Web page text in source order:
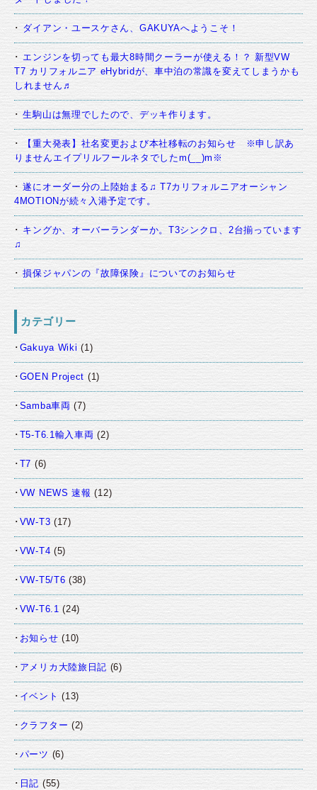
ダイアン・ユースケさん、GAKUYAへようこそ！
エンジンを切っても最大8時間クーラーが使える！？ 新型VW
T7 カリフォルニア eHybridが、車中泊の常識を変えてしまうかも
しれません♬
生駒山は無理でしたので、デッキ作ります。
【重大発表】社名変更および本社移転のお知らせ ※申し訳あ
りませんエイプリルフールネタでしたm(__)m※
遂にオーダー分の上陸始まる♫ T7カリフォルニアオーシャン
4MOTIONが続々入港予定です。
キングか、オーバーランダーか。T3シンクロ、2台揃っています
♫
損保ジャパンの『故障保険』についてのお知らせ
カテゴリー
Gakuya Wiki (1)
GOEN Project (1)
Samba車両 (7)
T5-T6.1輸入車両 (2)
T7 (6)
VW NEWS 速報 (12)
VW-T3 (17)
VW-T4 (5)
VW-T5/T6 (38)
VW-T6.1 (24)
お知らせ (10)
アメリカ大陸旅日記 (6)
イベント (13)
クラフター (2)
パーツ (6)
日記 (55)